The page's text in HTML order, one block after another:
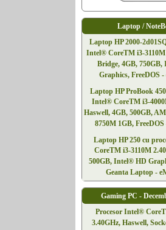
Laptop /
Laptop HP 2000-
Intel® CoreTM i3-
Bridge, 4GB,
Graphics, FreeDOS
Laptop HP ProBook
Intel® CoreTM i3-
Haswell, 4GB, 500GB,
8750M 1GB,
Laptop HP 250 cu
CoreTM i3-3110M
500GB, Intel® HD
Geanta Laptop -
Gaming PC -
Procesor Intel®
3.40GHz, Haswell,